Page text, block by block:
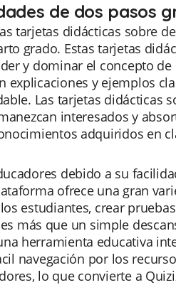
de dos pasos
tarjetas didácticas sobre
grado. Estas tarjetas
y dominar el concepto
y ejemplos
Las tarjetas didácticas
interesados y
adquiridos en
debido a su
ofrece una gran
estudiantes, crear
más que un simple
herramienta educativa
navegación por los
lo que convierte a